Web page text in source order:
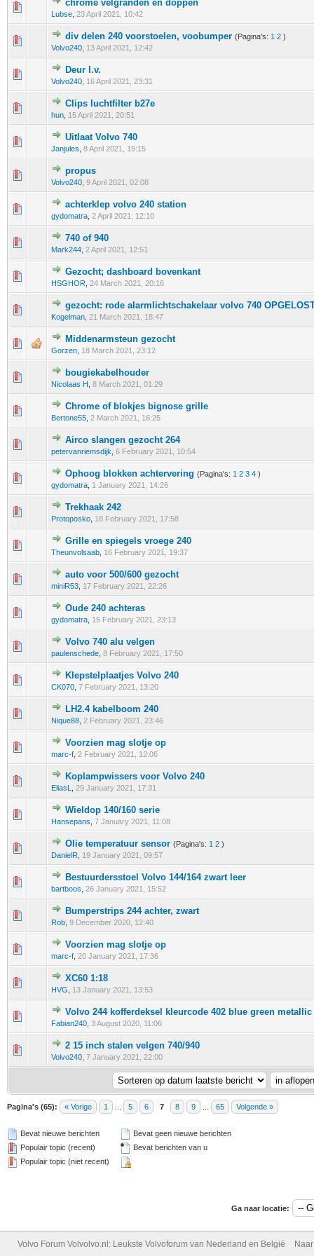
chrome velgranden en doppen
Lubse 23 April 2021, 10:42
0 stem - 0 van 5 gemiddeld
1 2345
div delen 240 voorstoelen, voobumper (Pagina's: 1 2 )
Volvo240 13 April 2021, 12:42
0 stem - 0 van 5 gemiddeld
12345
Deur l.v.
Volvo240 16 April 2021, 23:31
0 stem - 0 van 5 gemiddeld
Clips luchtfilter b27e
hun 15 April 2021, 20:51
0 stem - 0 van 5 gemiddeld
12
Uitlaat Volvo 740
Janjules 8 April 2021, 19:15
0 stem - 0 van 5 gemiddeld
propus
Volvo240 9 April 2021, 02:08
0 stem - 0 van 5 gemiddeld
achterklep volvo 240 station
gydomatra 2 April 2021, 12:10
0 stem - 0 van 5 gemiddeld
12 345
740 of 940
Mark244 2 April 2021, 12:51
0 stem - 0 van 5 gemiddeld
Gezocht; dashboard bovenkant
HSGHOR 24 March 2021, 20:16
0 stem - 0 van 5 gemiddeld
12 345
gezocht: rode alarmlichtschakelaar volvo 740
Kogelman 21 March 2021, 18:47
0 stem - 0 van 5 gemiddeld
12345
Middenarmsteun gezocht
Gorzen 18 March 2021, 23:12
0 stem - 0 van 5 gemiddeld
12345
bougiekabelhouder
Nicolaas H 8 March 2021, 01:29
0 stem - 0 van 5 gemiddeld
1
Chrome of blokjes bignose grille
Bertone55 2 March 2021, 16:25
0 stem - 0 van 5 gemiddeld
12345
Airco slangen gezocht 264
petervanriemsdijk 6 February 2021, 10:54
0 stem - 0 van 5 gemiddeld
12345
Ophoog blokken achtervering (Pagina's: 1 2 3 4 )
gydomatra 1 January 2021, 14:26
0 stem - 0 van 5 gemiddeld
1234 5
Trekhaak 242
Protoposko 18 February 2021, 17:58
0 stem - 0 van 5 gemiddeld
Grille en spiegels vroege 240
Theunvolsaab 16 February 2021, 19:37
0 stem - 0 van 5 gemiddeld
12345
auto voor 500/600 gezocht
miniR53 17 February 2021, 22:26
0 stem - 0 van 5 gemiddeld
12345
Oude 240 achteras
gydomatra 15 February 2021, 23:13
0 stem - 0 van 5 gemiddeld
1
Volvo 740 alu velgen
paulenschede 8 February 2021, 17:50
0 stem - 0 van 5 gemiddeld
12
Klepstelplaatjes Volvo 240
CK070 7 February 2021, 13:20
0 stem - 0 van 5 gemiddeld
123 45
LH2.4 kabelboom 240
Nique88 2 February 2021, 23:46
0 stem - 0 van 5 gemiddeld
123
Voorzien mag slotje op
marc-f 2 February 2021, 12:06
0 stem - 0 van 5 gemiddeld
1234
Koplampwissers voor Volvo 240
EliasL 29 January 2021, 17:31
0 stem - 0 van 5 gemiddeld
123 45
Wieldop 140/160 serie
Hansepans 7 January 2021, 11:08
0 stem - 0 van 5 gemiddeld
123
Olie temperatuur sensor (Pagina's: 1 2 )
DanielR
19 January 2021, 09:57
0 stem - 0 van 5 gemiddeld
12345
Bestuurdersstoel Volvo 144/164 zwart leer
bartboos 26 January 2021, 15:52
0 stem - 0 van 5 gemiddeld
1234 5
Bumperstrips 244 achter, zwart
Rob 9 December 2020, 12:40
0 stem - 0 van 5 gemiddeld
12345
Voorzien mag slotje op
marc-f 20 January 2021, 17:36
0 stem - 0 van 5 gemiddeld
1234
XC60 1:18
HVG 13 January 2021, 13:53
0 stem - 0 van 5 gemiddeld
Volvo 244 kofferdeksel kleurcode 402 blue green metallic
Fabian240 3 August 2020, 11:06
0 stem - 0 van 5 gemiddeld
12345
2 15 inch stalen velgen 740/940
Volvo240 7 January 2021, 22:00
0 stem - 0 van 5 gemiddeld
1234 5
Pagina's (65): « Vorige 1 5 6 7 8 9 65 Volgende »
Bevat nieuwe berichten
Populair topic (recent)
Populair topic (niet recent)
Bevat geen nieuwe berichten
Bevat berichten van u
Ga naar locatie:
Volvo Forum Volvolvo.nl: Leukste Volvoforum van Nederland en België